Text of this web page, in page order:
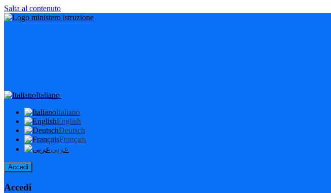
Salta al contenuto
Italiano
Italiano
English
Deutsch
Français
عربى
Accedi
Accedi